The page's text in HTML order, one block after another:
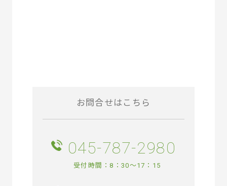
お問合せはこちら
045-787-2980
受付時間：8：30～17：15